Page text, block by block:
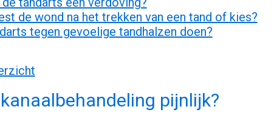
de wond na het trekken van een tand of kies?
tegen gevoelige tandhalzen doen?
pijnlijk?